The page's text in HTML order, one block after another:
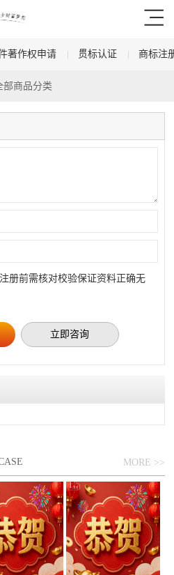
著作权申请 贯标认证 商标注
部商品分类
册前需核对校验保证资料正确无
立即咨询
MORE >>